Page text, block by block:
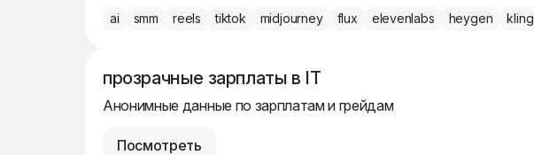
ai smm reels tiktok midjourney flux elevenlabs heygen kling
прозрачные зарплаты в IT
Анонимные данные по зарплатам и грейдам
Посмотреть